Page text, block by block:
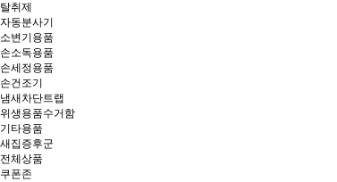
탈취제
자동분사기
소변기용품
손소독용품
손세정용품
손건조기
냄새차단트랩
위생용품수거함
기타용품
새집증후군
전체상품
쿠폰존